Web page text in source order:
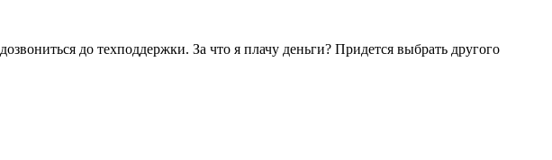
до техподдержки. За что я плачу деньги? Придется выбрать другого